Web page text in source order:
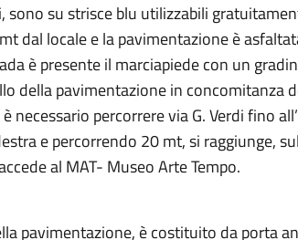
sono su strisce blu utilizzabili
dal locale e la pavimentazione è
è presente il marciapiede con un
della pavimentazione in concomitanza
necessario percorrere via G. Verdi fino
e percorrendo 20 mt, si raggiunge,
al MAT- Museo Arte Tempo.
pavimentazione, è costituito da porta